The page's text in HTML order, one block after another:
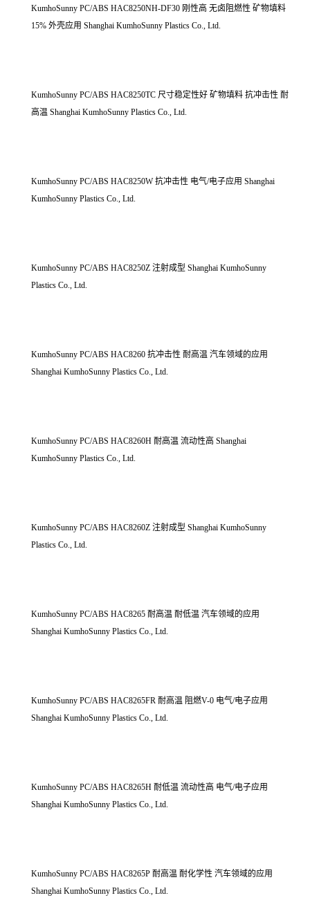
KumhoSunny PC/ABS HAC8250NH-DF30 刚性高 无卤阻燃性 矿物填料
15% 外壳应用 Shanghai KumhoSunny Plastics Co., Ltd.
KumhoSunny PC/ABS HAC8250TC 尺寸稳定性好 矿物填料 抗冲击性 耐
高温 Shanghai KumhoSunny Plastics Co., Ltd.
KumhoSunny PC/ABS HAC8250W 抗冲击性 电气/电子应用 Shanghai
KumhoSunny Plastics Co., Ltd.
KumhoSunny PC/ABS HAC8250Z 注射成型 Shanghai KumhoSunny
Plastics Co., Ltd.
KumhoSunny PC/ABS HAC8260 抗冲击性 耐高温 汽车领域的应用
Shanghai KumhoSunny Plastics Co., Ltd.
KumhoSunny PC/ABS HAC8260H 耐高温 流动性高 Shanghai
KumhoSunny Plastics Co., Ltd.
KumhoSunny PC/ABS HAC8260Z 注射成型 Shanghai KumhoSunny
Plastics Co., Ltd.
KumhoSunny PC/ABS HAC8265 耐高温 耐低温 汽车领域的应用
Shanghai KumhoSunny Plastics Co., Ltd.
KumhoSunny PC/ABS HAC8265FR 耐高温 阻燃V-0 电气/电子应用
Shanghai KumhoSunny Plastics Co., Ltd.
KumhoSunny PC/ABS HAC8265H 耐低温 流动性高 电气/电子应用
Shanghai KumhoSunny Plastics Co., Ltd.
KumhoSunny PC/ABS HAC8265P 耐高温 耐化学性 汽车领域的应用
Shanghai KumhoSunny Plastics Co., Ltd.